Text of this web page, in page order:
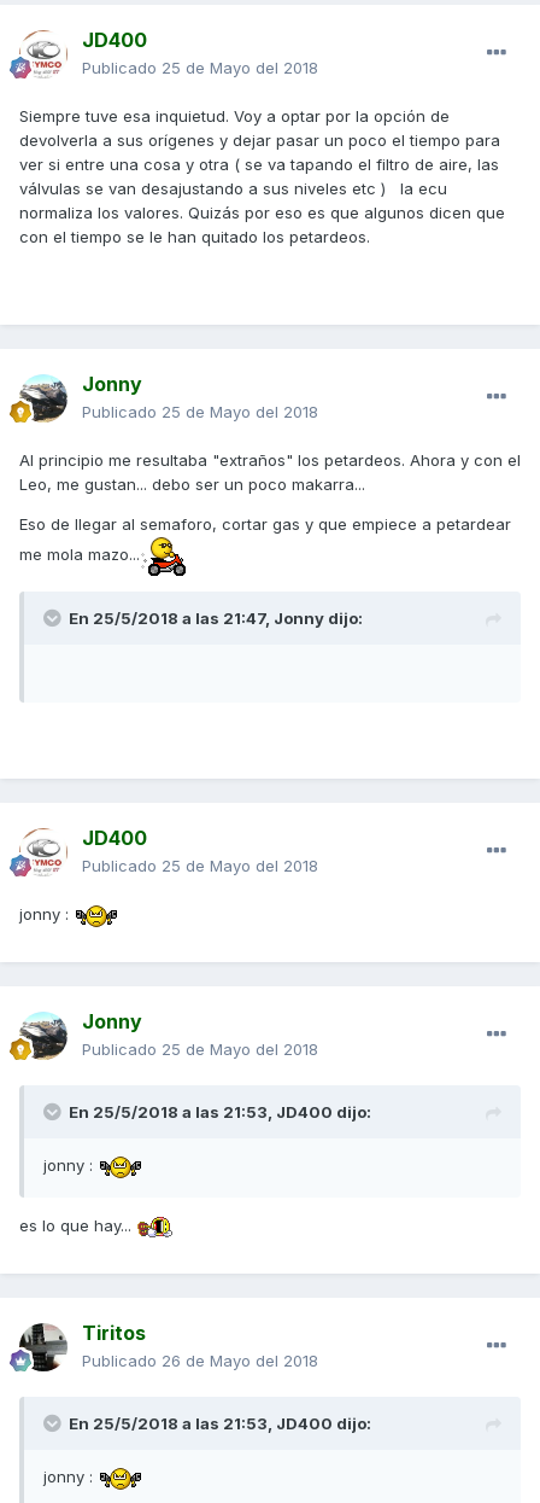
JD400
Publicado 25 de Mayo del 2018
Siempre tuve esa inquietud. Voy a optar por la opción de
devolverla a sus orígenes y dejar pasar un poco el tiempo para
ver si entre una cosa y otra ( se va tapando el filtro de aire, las
válvulas se van desajustando a sus niveles etc ) la ecu
normaliza los valores. Quizás por eso es que algunos dicen que
con el tiempo se le han quitado los petardeos.
Jonny
Publicado 25 de Mayo del 2018
Al principio me resultaba "extraños" los petardeos. Ahora y con el
Leo, me gustan... debo ser un poco makarra...
Eso de llegar al semaforo, cortar gas y que empiece a petardear
me mola mazo...
En 25/5/2018 a las 21:47, Jonny dijo:
JD400
Publicado 25 de Mayo del 2018
jonny :
Jonny
Publicado 25 de Mayo del 2018
En 25/5/2018 a las 21:53, JD400 dijo:
jonny :
es lo que hay...
Tiritos
Publicado 26 de Mayo del 2018
En 25/5/2018 a las 21:53, JD400 dijo:
jonny :